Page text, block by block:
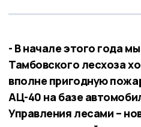
- В начале этого года
Тамбовского лесхоза
вполне пригодную
АЦ-40 на базе
Управления лесами –